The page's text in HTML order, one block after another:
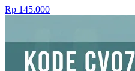
Rp 145.000